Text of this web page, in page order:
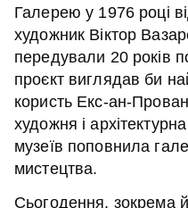
Галерею у 1976 році
художник Віктор
передували 20 років
проєкт виглядав би
користь Екс-ан-
художня і
музеїв поповнила
мистецтва.
Сьогодення, зокрема